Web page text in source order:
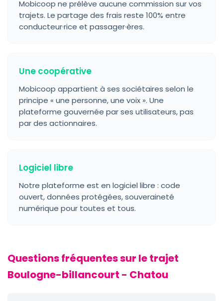
Mobicoop ne prélève aucune commission sur vos
trajets. Le partage des frais reste 100% entre
conducteur·rice et passager·ères.
Une coopérative
Mobicoop appartient à ses sociétaires selon le
principe « une personne, une voix ». Une
plateforme gouvernée par ses utilisateurs, pas
par des actionnaires.
Logiciel libre
Notre plateforme est en logiciel libre : code
ouvert, données protégées, souveraineté
numérique pour toutes et tous.
Questions fréquentes sur le trajet
Boulogne-billancourt - Chatou